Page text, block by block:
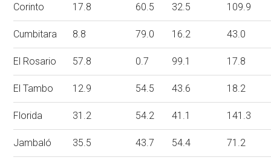
Corinto 17.8 60.5 32.5 109.9
Cumbitara 8.8 79.0 16.2 43.0
El Rosario 57.8 0.7 99.1 17.8
El Tambo 12.9 54.5 43.6 18.2
Florida 31.2 54.2 41.1 141.3
Jambaló 35.5 43.7 54.4 71.2